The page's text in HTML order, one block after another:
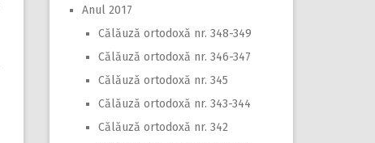
Anul 2017
Călăuză ortodoxă nr. 348-349
Călăuză ortodoxă nr. 346-347
Călăuză ortodoxă nr. 345
Călăuză ortodoxă nr. 343-344
Călăuză ortodoxă nr. 342